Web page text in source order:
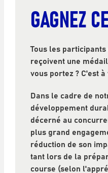
GAGNEZ
Tous les
reçoivent une
vous portez ? C'est
Dans le cadre de
développement
décerné au
plus grand
réduction de son
tant lors de la
course (selon